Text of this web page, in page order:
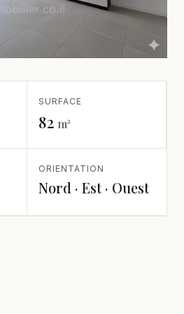
SURFACE
82 m²
ORIENTATION
Nord · Est · Ouest